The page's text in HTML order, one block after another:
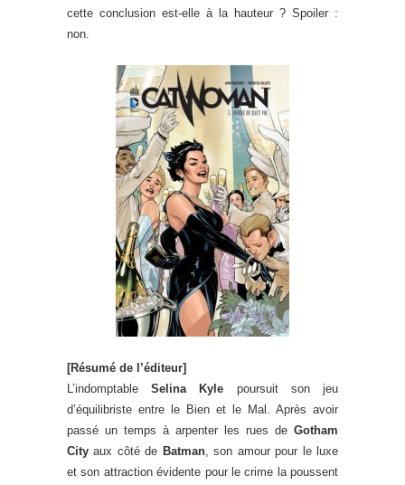
cette conclusion est-elle à la hauteur ? Spoiler :
non.
[Résumé de l’éditeur]
L’indomptableSelina Kyle poursuit son jeu
d’équilibriste entre le Bien et le Mal. Après avoir
passé un temps à arpenter les rues de Gotham
City aux côté de Batman, son amour pour le luxe
et son attraction évidente pour le crime la poussent